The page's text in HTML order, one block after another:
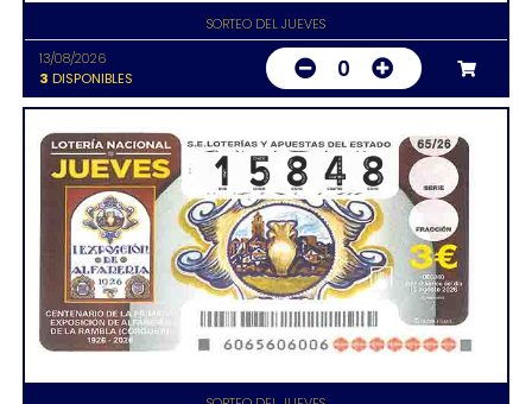
SORTEO DEL JUEVES
13/08/2026
3 DISPONIBLES 0